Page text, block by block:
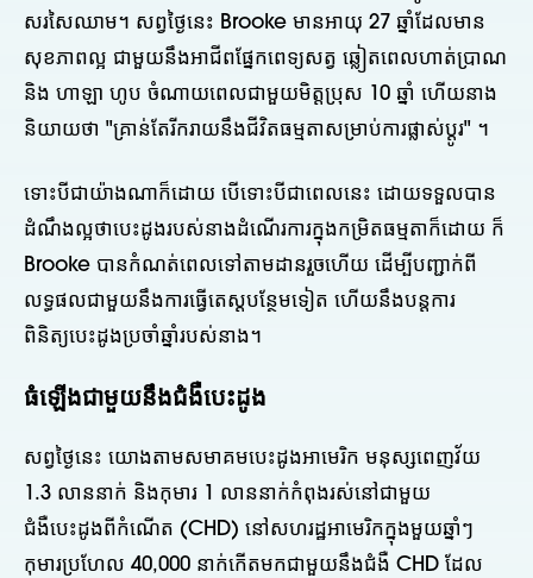
សរសៃឈាម។ សព្វថ្ងៃនេះ Brooke មានអាយុ 27 ឆ្នាំដែលមាន
សុខភាពល្អ ជាមួយនឹងអាជីពផ្នែកពេទ្យសត្វ ឆ្លៀតពេលហាត់ប្រាណ
និង ហាឡា ហូប ចំណាយពេលជាមួយមិត្តប្រុស 10 ឆ្នាំ ហើយនាង
និយាយថា "គ្រាន់តែរីករាយនឹងជីវិតធម្មតាសម្រាប់ការផ្លាស់ប្តូរ" ។
ទោះបីជាយ៉ាងណាក៏ដោយ បើទោះបីជាពេលនេះ ដោយទទួលបាន
ដំណឹងល្អថាបេះដូងរបស់នាងដំណើរការក្នុងកម្រិតធម្មតាក៏ដោយ ក៏
Brooke បានកំណត់ពេលទៅតាមដានរួចហើយ ដើម្បីបញ្ជាក់ពី
លទ្ធផលជាមួយនឹងការធ្វើតេស្តបន្ថែមទៀត ហើយនឹងបន្តការ
ពិនិត្យបេះដូងប្រចាំឆ្នាំរបស់នាង។
ធំឡើងជាមួយនឹងជំងឺបេះដូង
សព្វថ្ងៃនេះ យោងតាមសមាគមបេះដូងអាមេរិក មនុស្សពេញវ័យ
1.3 លាននាក់ និងកុមារ 1 លាននាក់កំពុងរស់នៅជាមួយ
ជំងឺបេះដូងពីកំណើត (CHD) នៅសហរដ្ឋអាមេរិកក្នុងមួយឆ្នាំៗ
កុមារប្រហែល 40,000 នាក់កើតមកជាមួយនឹងជំងឺ CHD ដែល